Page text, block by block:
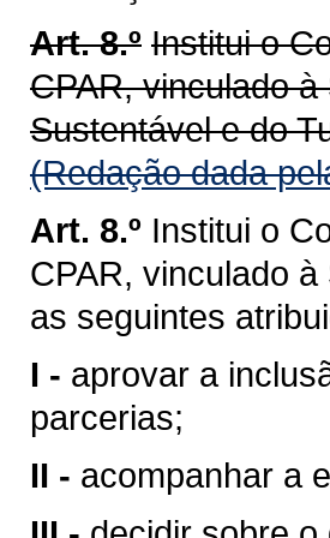
Art. 8.º Institui o
CPAR, vinculado
Sustentável e do
(Redação dada
Art. 8.º Institui o
CPAR, vinculado
as seguintes
I - aprovar a
parcerias;
II - acompanhar a